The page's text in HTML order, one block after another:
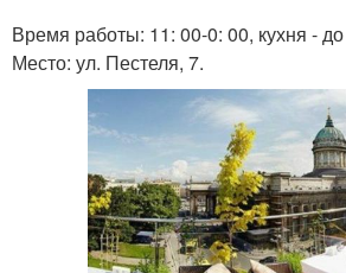
Время работы: 11: 00-0: 00, кухня -
Место: ул. Пестеля, 7.